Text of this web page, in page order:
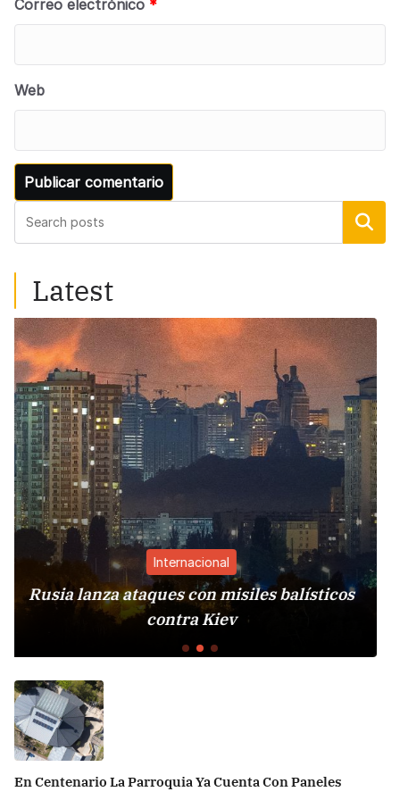
Correo electrónico *
Web
Buscar
Latest
con misiles balísticos
España impone
En Centenario La Parroquia Ya Cuenta Con Paneles